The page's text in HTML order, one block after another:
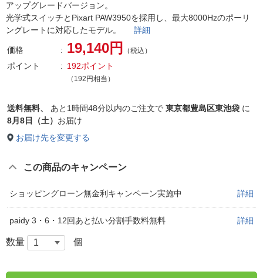
アップグレードバージョン。
光学式スイッチとPixart PAW3950を採用し、最大8000Hzのポーリ
ングレートに対応したモデル。 詳細
価格 19,140円 （税込）
ポイント 192ポイント
（192円相当）
送料無料、 あと 1時間48分以内のご注文で 東京都豊島区東池袋 に
8月8日（土） お届け
お届け先を変更する
この商品のキャンペーン
ショッピングローン無金利キャンペーン実施中 詳細
paidy 3・6・12回あと払い分割手数料無料 詳細
数量 個